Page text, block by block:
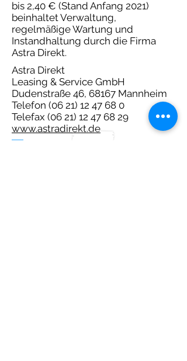
bis 2,40 € (Stand Anfang 2021)
beinhaltet Verwaltung,
regelmäßige Wartung und
Instandhaltung durch die Firma
Astra Direkt.
Astra Direkt
Leasing & Service GmbH
Dudenstraße 46, 68167 Mannheim
Telefon (06 21) 12 47 68 0
Telefax (06 21) 12 47 68 29
www.astradirekt.de